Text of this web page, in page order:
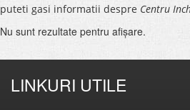
puteti gasi informatii despre Centru
Nu sunt rezultate pentru afişare.
LINKURI UTILE